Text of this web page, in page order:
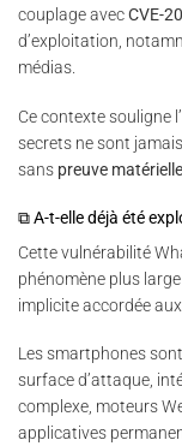
couplage avecCVE-
d’exploitation,
médias.
Ce contexte souligne
secrets ne sont
sans preuve
⧉ A-t-elle déjà été
Cette vulnérabilité
phénomène plus
implicite accordée
Les smartphones
surface d’attaque,
complexe, moteurs
applicatives